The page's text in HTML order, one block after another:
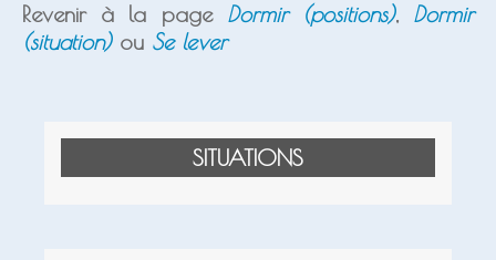
Revenir à la page Dormir (positions), Dormir
(situation)ou Se lever
SITUATIONS